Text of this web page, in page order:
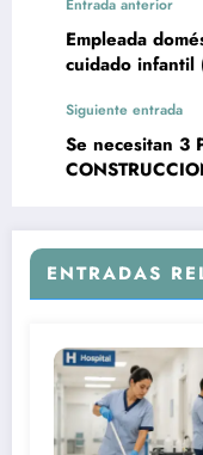
Entrada anterior
Empleada
cuidado
Siguiente entrada
Se necesitan 3
ENTRADAS